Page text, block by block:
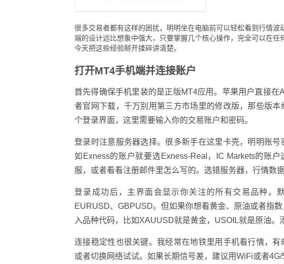
很多交易者都有这样的困扰，明明坐在电脑前可以轻松看到行情
端的设计远比想象中强大，只要掌握几个核心操作，完全可以在
今天把这些经验掰开揉碎讲清楚。
打开MT4手机端并连接账户
首先得确保手机里装的是正版MT4应用。苹果用户直接在
者官网下载，千万别用第三方市场里的修改版，那些版
个登录界面，这里需要输入你的交易账户和密码。
登录时注意服务器选择。很多新手在这里卡壳，明明账
如Exness的账户就要选Exness-Real，IC Markets的账
服，或者看看注册邮件里怎么写的。选错服务器，行情数
登录成功后，主界面会显示你关注的所有交易品种。
EURUSD、GBPUSD。但如果你想看黄金、原油或者指
入品种代码，比如XAUUSD就是黄金，USOIL就是原油。
连接稳定性也很关键。我经常在地铁里用手机看行情，
或者切换网络试试。如果长期信号差，建议用WiFi或者